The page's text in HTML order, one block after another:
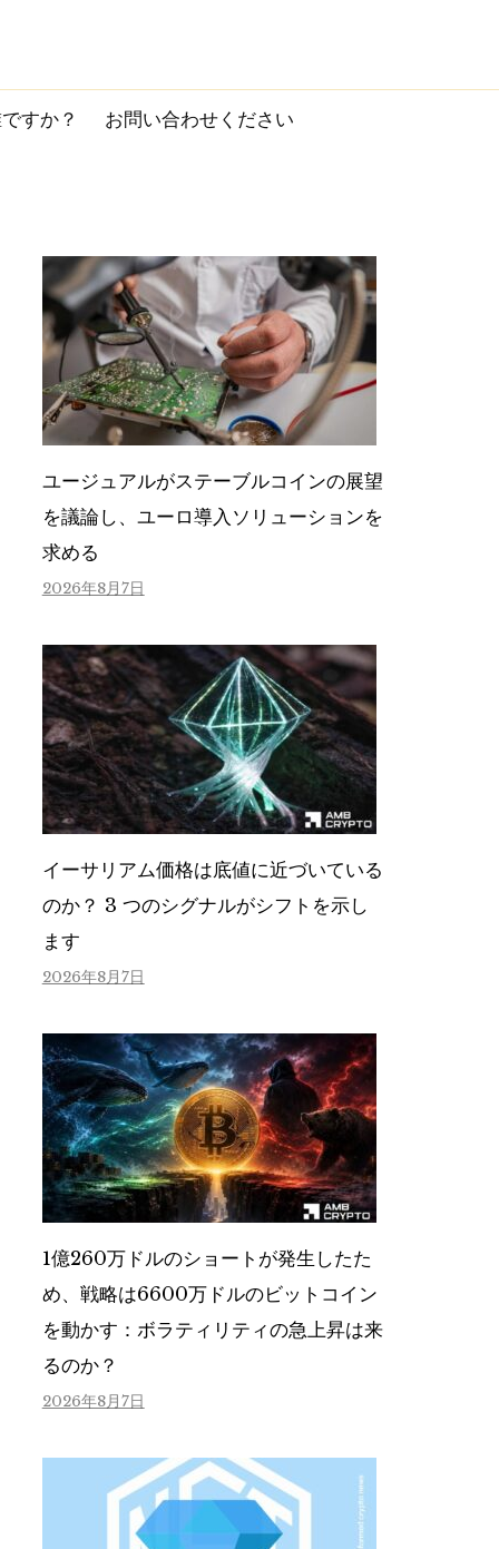
すか？ お問い合わせください
ユージュアルがステーブルコインの展望
を議論し、ユーロ導入ソリューションを
求める
2026年8月7日
イーサリアム価格は底値に近づいている
のか？ 3 つのシグナルがシフトを示し
ます
2026年8月7日
1億260万ドルのショートが発生したた
め、戦略は6600万ドルのビットコイン
を動かす：ボラティリティの急上昇は来
るのか？
2026年8月7日